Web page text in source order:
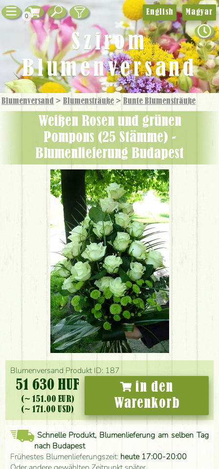
0
Blumenversand > Blumensträuße > Bunte Blumensträuße
Weißen Rosen und grünen
Pompons (25 Stämme) -
Blumenlieferung Budapest
Blumenversand Produkt ID: 187
51 630 HUF
(~ 151.00 EUR)
(~ 171.00 USD)
in den
Warenkorb
Schnelle Produkt, Blumenlieferung am selben Tag
nach Budapest
Frühestes Blumenlieferungszeit: heute 17:00-20:00
English Magyar
Szirom
Blumenversand